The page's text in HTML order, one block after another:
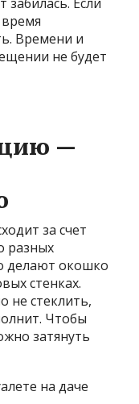
Времени и
не будет
—
за счет
разных
делают окошко
стенках.
не стеклить,
Чтобы
затянуть